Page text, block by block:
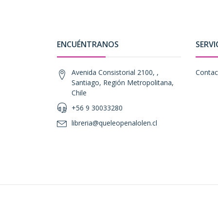
ENCUÉNTRANOS
Avenida Consistorial 2100, ,
Santiago, Región Metropolitana,
Chile
+56 9 30033280
libreria@queleopenalolen.cl